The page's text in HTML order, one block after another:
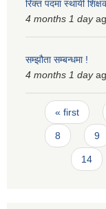
रिक्त पदमा स्थायी
4 months 1 day
सम्झौता सम्बन्धमा !
4 months 1 day
Pages
« first
8 9
14